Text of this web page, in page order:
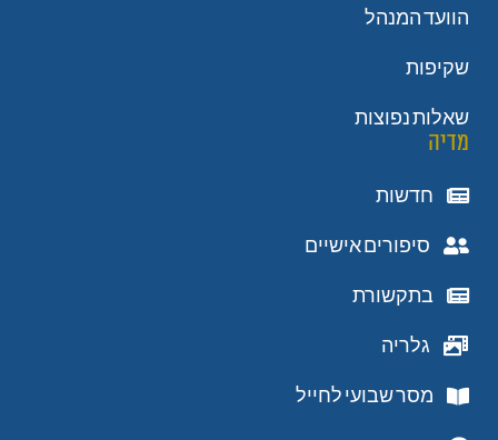
הוועד המנהל
שקיפות
שאלות נפוצות
מדיה
חדשות
סיפורים אישיים
בתקשורת
גלריה
מסר שבועי לחייל